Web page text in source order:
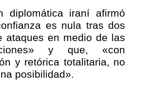
diplomática iraní afirmó
es nula tras dos
ataques en medio de las
y que, «con
y retórica totalitaria, no
posibilidad».